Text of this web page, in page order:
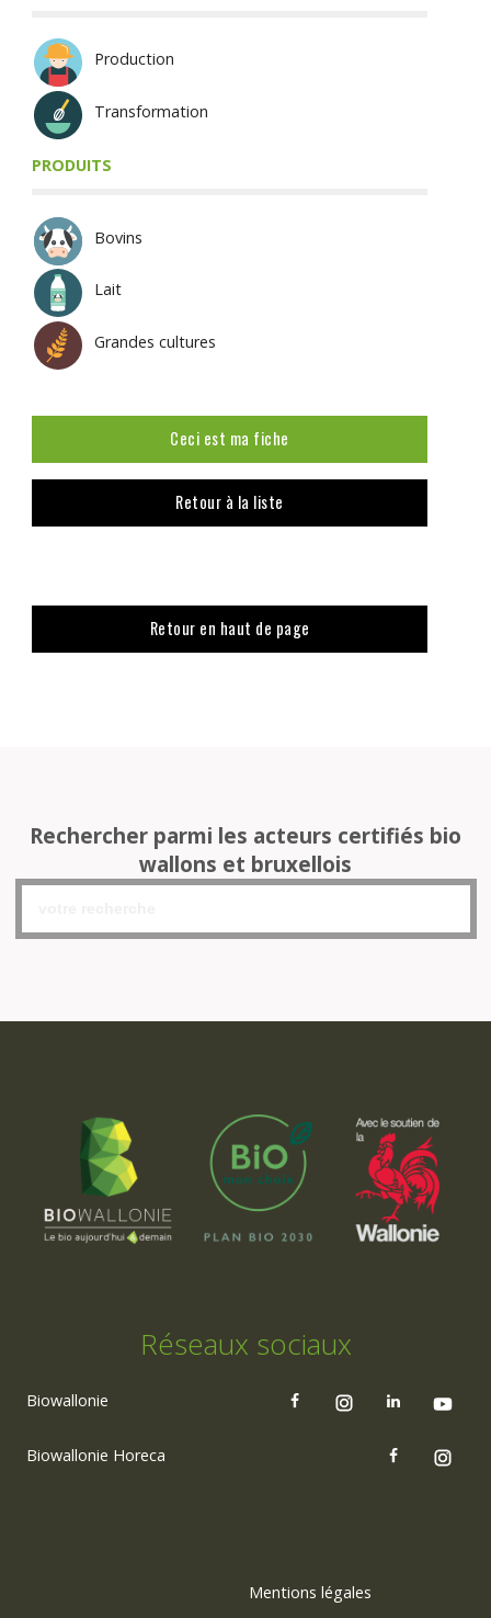
Production
Transformation
PRODUITS
Bovins
Lait
Grandes cultures
Ceci est ma fiche
Retour à la liste
Retour en haut de page
Rechercher parmi les acteurs certifiés bio
wallons et bruxellois
Réseaux sociaux
Biowallonie
Biowallonie Horeca
Mentions légales